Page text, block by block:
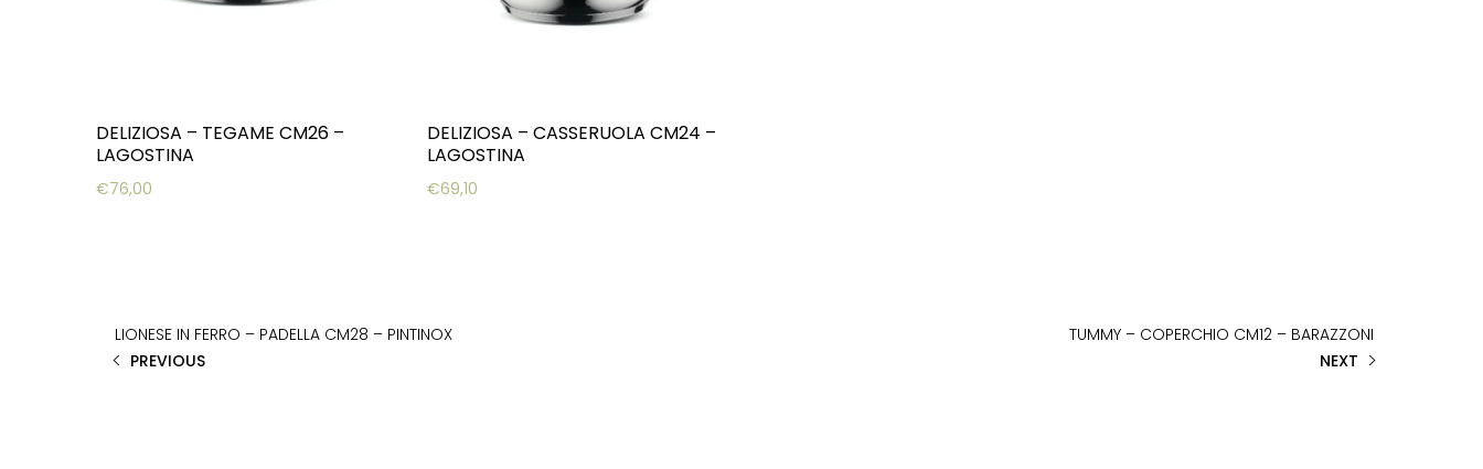
DELIZIOSA – TEGAME CM26 –
LAGOSTINA
€76,00
DELIZIOSA – CASSERUOLA CM24 –
LAGOSTINA
€69,10
LIONESE IN FERRO – PADELLA CM28 – PINTINOX
PREVIOUS
TUMMY – COPERCHIO CM12 – BARAZZONI
NEXT